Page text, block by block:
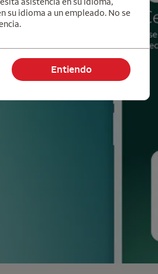
su idioma a un empleado. No se
Entiendo